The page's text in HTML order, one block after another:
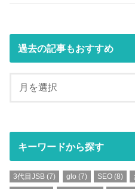
過去の記事もおすすめ
キーワードから探す
3代目JSB (7) glo (7) SEO(8)